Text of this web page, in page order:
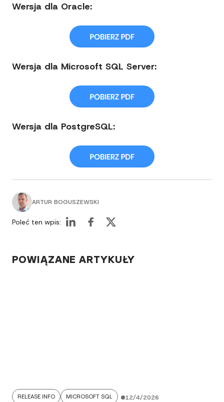
Wersja dla Oracle:
Wersja dla Microsoft SQL Server:
Wersja dla PostgreSQL:
ARTUR BOGUSZEWSKI
Poleć ten wpis:
POWIĄZANE ARTYKUŁY
RELEASE INFO MICROSOFT SQL 12/4/2026